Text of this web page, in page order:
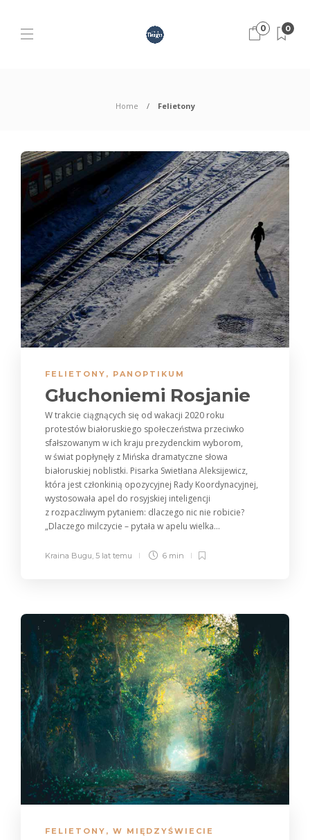
0 0
Home Felietony
FELIETONY , PANOPTIKUM
Głuchoniemi Rosjanie
W trakcie ciągnących się od wakacji 2020 roku
protestów białoruskiego społeczeństwa przeciwko
sfałszowanym w ich kraju prezydenckim wyborom,
w świat popłynęły z Mińska dramatyczne słowa
białoruskiej noblistki. Pisarka Swietłana Aleksijewicz,
która jest członkinią opozycyjnej Rady Koordynacyjnej,
wystosowała apel do rosyjskiej inteligencji
z rozpaczliwym pytaniem: dlaczego nic nie robicie?
„Dlaczego milczycie – pytała w apelu wielka...
Kraina Bugu, 5 lat temu 6 min
FELIETONY , W MIĘDZYŚWIECIE